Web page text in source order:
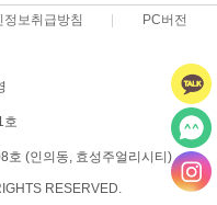
정보취급방침 PC버전
호
호 (인의동, 효성주얼리시티)
RESERVED.